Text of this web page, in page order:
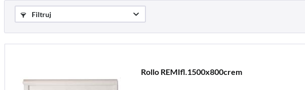
Filtruj
Rollo REMIfl.1500x800crem